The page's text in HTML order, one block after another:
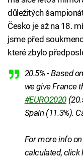
důležitých
Česko je až na 18.
jsme před
které zbylo
20.5% - Based
we give France
#EURO2020
Spain (11.3%).
For more info
calculated, click